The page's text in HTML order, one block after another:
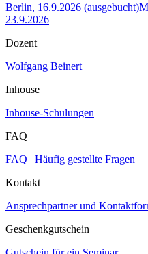
Berlin, 16.9.2026 (ausgebucht)
23.9.2026
Dozent
Wolfgang Beinert
Inhouse
Inhouse-Schulungen
FAQ
FAQ | Häufig gestellte Fragen
Kontakt
Ansprechpartner und
Geschenkgutschein